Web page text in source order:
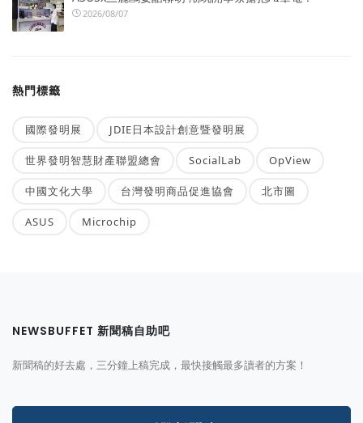
2026/08/07
熱門標籤
國際發明展 JDIE日本設計創意暨發明展
世界發明智慧財產聯盟總會 SocialLab OpView
中國文化大學 台灣發明商品促進協會 北市圖
ASUS Microchip
NEWSBUFFET 新聞稿自助吧
新聞稿的好去處，三分鐘上稿完成，最快接觸最多讀者的方案！